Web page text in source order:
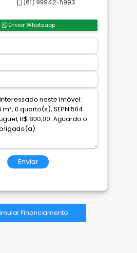
(61) 99942-5993
Enviar Whatsapp
Enviar
Financiamento